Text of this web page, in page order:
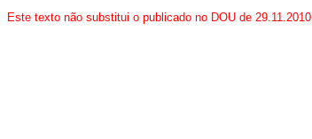
Este texto não substitui o publicado no DOU de 29.11.2010